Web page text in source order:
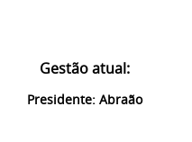
Gestão atual:
Presidente: Abraão